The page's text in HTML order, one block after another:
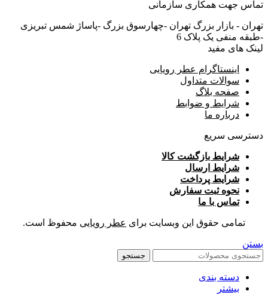
تماس جهت همکاری سازمانی
تهران - بازار بزرگ تهران -چهارسوق بزرگ -پاساژ شمس تبریزی
-طبقه منفی یک پلاک 6
لینک های مفید
اینستاگرام عطر رویایی
سوالات متداول
صفحه بلاگ
شرایط و ضوابط
درباره ما
دسترسی سریع
شرایط بازگشت کالا
شرایط ارسال
شرایط پرداخت
نحوه ثبت سفارش
تماس با ما
تمامی حقوق این وبسایت برای عطر رویایی محفوظ است.
بستن
جستجو
دسته بندی
بیشتر